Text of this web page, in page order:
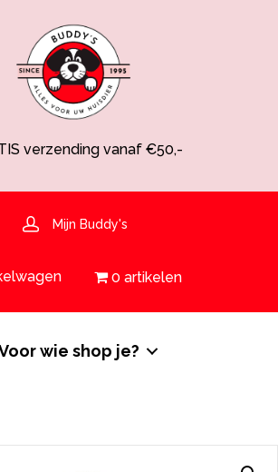
verzending vanaf €50,-
voor korting!
bezorging in de regio
Mijn Buddy's
0 artikelen
wie shop je?